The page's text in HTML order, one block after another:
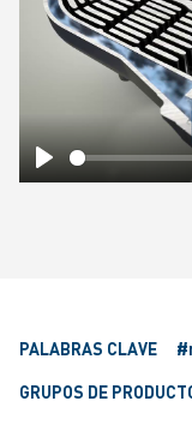
Play
PALABRAS CLAVE
GRUPOS DE